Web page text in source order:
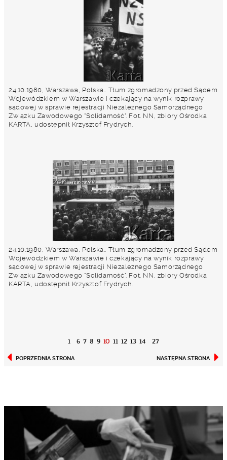
24.10.1980, Warszawa, Polska.. Tłum zgromadzony przed Sądem
Wojewódzkiem w Warszawie i czekający na wynik rozprawy
sądowej w sprawie rejestracji Niezależnego Samorządnego
Związku Zawodowego "Solidarność". Fot. NN, zbiory Ośrodka
KARTA, udostępnił Krzysztof Frydrych.
24.10.1980, Warszawa, Polska.. Tłum zgromadzony przed Sądem
Wojewódzkiem w Warszawie i czekający na wynik rozprawy
sądowej w sprawie rejestracji Niezależnego Samorządnego
Związku Zawodowego "Solidarność". Fot. NN, zbiory Ośrodka
KARTA, udostępnił Krzysztof Frydrych.
1
POPRZEDNIA STRONA
6 7 8 9 10 11 12 13 14
NASTĘPNA STRONA
27